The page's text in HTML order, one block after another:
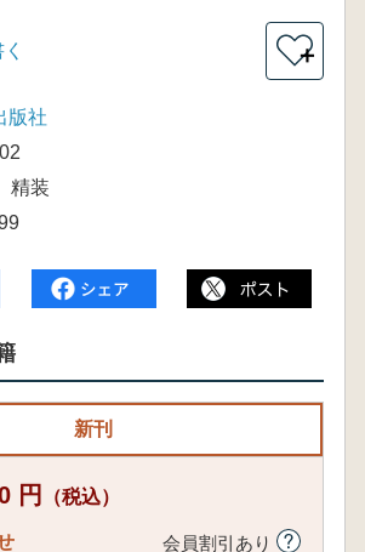
＋
版社
精装
新刊
円 （税込）
会員割引あり